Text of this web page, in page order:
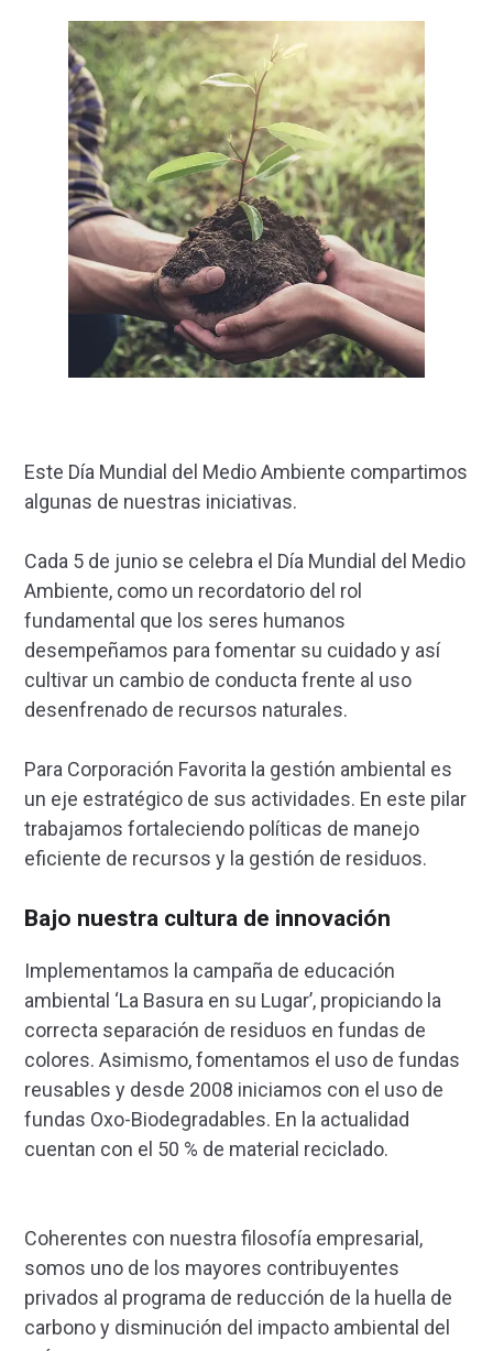
Este Día Mundial del Medio Ambiente compartimos
algunas de nuestras iniciativas.
Cada 5 de junio se celebra el Día Mundial del Medio
Ambiente, como un recordatorio del rol
fundamental que los seres humanos
desempeñamos para fomentar su cuidado y así
cultivar un cambio de conducta frente al uso
desenfrenado de recursos naturales.
Para Corporación Favorita la gestión ambiental es
un eje estratégico de sus actividades. En este pilar
trabajamos fortaleciendo políticas de manejo
eficiente de recursos y la gestión de residuos.
Bajo nuestra cultura de innovación
Implementamos la campaña de educación
ambiental ‘La Basura en su Lugar’, propiciando la
correcta separación de residuos en fundas de
colores. Asimismo, fomentamos el uso de fundas
reusables y desde 2008 iniciamos con el uso de
fundas Oxo-Biodegradables. En la actualidad
cuentan con el 50 % de material reciclado.
Coherentes con nuestra filosofía empresarial,
somos uno de los mayores contribuyentes
privados al programa de reducción de la huella de
carbono y disminución del impacto ambiental del